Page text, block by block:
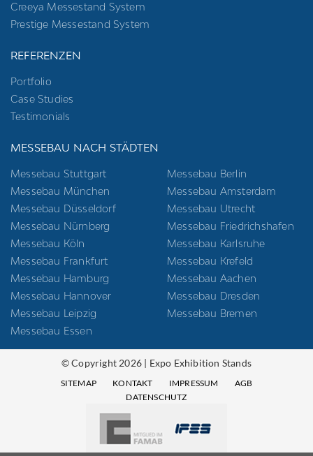
Creeya Messestand System
Prestige Messestand System
REFERENZEN
Portfolio
Case Studies
Testimonials
MESSEBAU NACH STÄDTEN
Messebau Stuttgart
Messebau München
Messebau Düsseldorf
Messebau Nürnberg
Messebau Köln
Messebau Frankfurt
Messebau Hamburg
Messebau Hannover
Messebau Leipzig
Messebau Essen
Messebau Berlin
Messebau Amsterdam
Messebau Utrecht
Messebau Friedrichshafen
Messebau Karlsruhe
Messebau Krefeld
Messebau Aachen
Messebau Dresden
Messebau Bremen
© Copyright 2026 | Expo Exhibition Stands
SITEMAP KONTAKT IMPRESSUM
AGB
DATENSCHUTZ